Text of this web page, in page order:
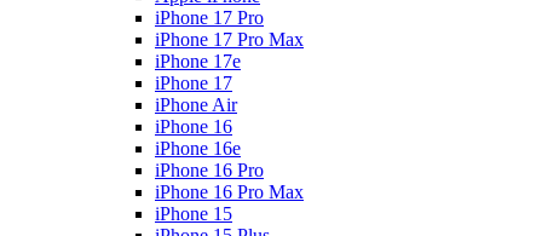
iPhone 17 Pro
iPhone 17 Pro Max
iPhone 17e
iPhone 17
iPhone Air
iPhone 16
iPhone 16e
iPhone 16 Pro
iPhone 16 Pro Max
iPhone 15